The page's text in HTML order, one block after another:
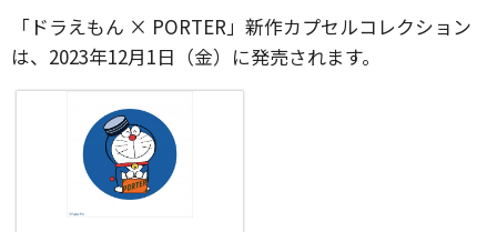
「ドラえもん × PORTER」新作カプセルコレクション
は、2023年12月1日（金）に発売されます。